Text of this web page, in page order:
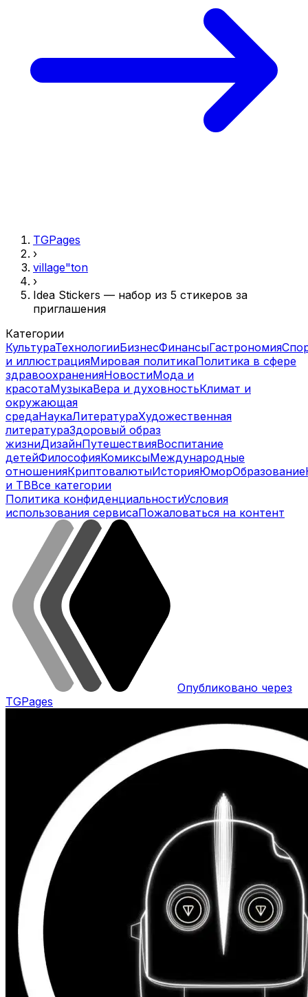
TGPages
›
village"ton
›
Idea Stickers — набор из 5 стикеров за
приглашения
Категории
КультураТехнологииБизнесФинансыГастрономия
и иллюстрацияМировая политикаПолитика в сфере
здравоохраненияНовостиМода и
красотаМузыкаВера и духовностьКлимат и
окружающая
средаНаукаЛитератураХудожественная
литератураЗдоровый образ
жизниДизайнПутешествияВоспитание
детейФилософияКомиксыМеждународные
отношенияКриптовалютыИсторияЮморОбразование
и ТВВсе категории
Политика конфиденциальностиУсловия
использования сервисаПожаловаться на контент
Опубликовано через
TGPages